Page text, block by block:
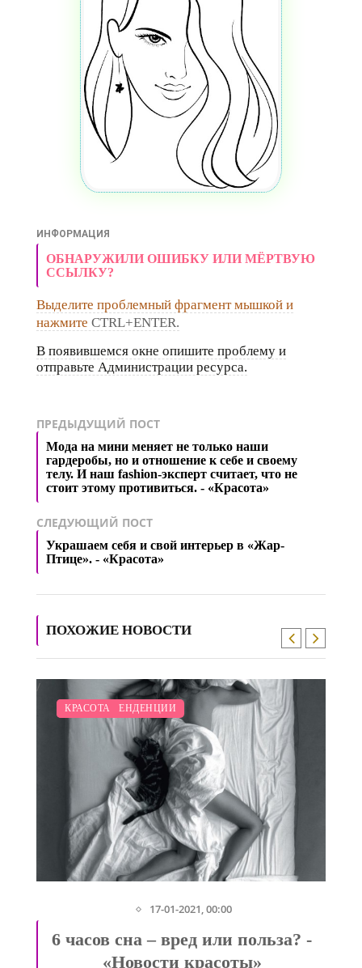
ИНФОРМАЦИЯ
ОБНАРУЖИЛИ ОШИБКУ ИЛИ МЁРТВУЮ
ССЫЛКУ?
Выделите проблемный фрагмент мышкой и
нажмите CTRL+ENTER.
В появившемся окне опишите проблему и
отправьте Администрации ресурса.
ПРЕДЫДУЩИЙ ПОСТ
Мода на мини меняет не только наши
гардеробы, но и отношение к себе и своему
телу. И наш fashion-эксперт считает, что не
стоит этому противиться. - «Красота»
СЛЕДУЮЩИЙ ПОСТ
Украшаем себя и свой интерьер в «Жар-
Птице». - «Красота»
ПОХОЖИЕ НОВОСТИ
МОДНЫЕ ТЕНДЕНЦИИ
/
КРАСОТА
17-01-2021, 00:00
6 часов сна – вред или польза? -
«Новости красоты»